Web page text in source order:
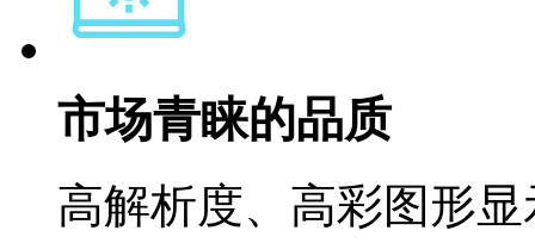
市场青睐的品质
高解析度、高彩图形